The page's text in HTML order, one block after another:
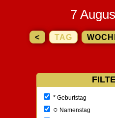
7
< TAG
*Geburtstag
○ Namenstag